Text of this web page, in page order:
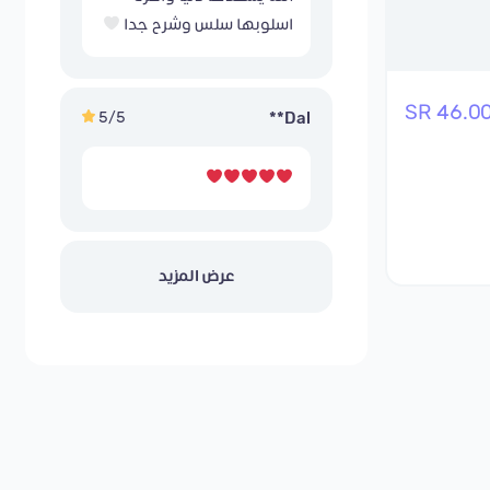
46.00
اسلوبها سلس وشرح جدا
Dal**
5/5
عرض المزيد